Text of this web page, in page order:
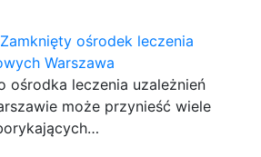
Zamknięty ośrodek leczenia
Warszawa
ośrodka leczenia uzależnień
może przynieść wiele